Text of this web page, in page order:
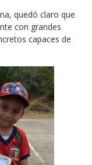
quedó claro que
con grandes
capaces de